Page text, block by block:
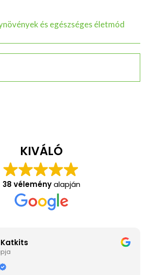
és egészséges életmód
KIVÁLÓ
38 véleményalapján